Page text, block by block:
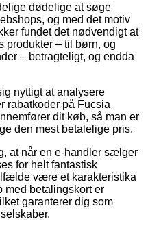
dødelige at søge
og med det motiv
fundet det nødvendigt at
produkter – til børn, og
– betragteligt, og endda
nyttigt at analysere
rabatkoder på Fucsia
dit køb, så man er
den mest betalelige pris.
at når en e-handler sælger
for helt fantastisk
være et karakteristika
med betalingskort er
garanterer dig som